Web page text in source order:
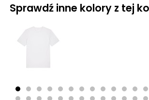
Sprawdź inne kolory z tej